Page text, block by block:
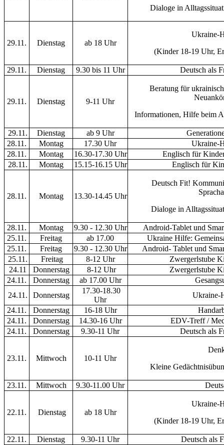
Dialoge in
29.11. Dienstag ab 18 Uhr
Ukraine-
(Kinder 18-19 Uhr,
29.11. Dienstag 9.30 bis 11 Uhr Deutsch als
29.11. Dienstag 9-11 Uhr
Beratung für
Informationen, Hilfe beim
29.11. Dienstag ab 9 Uhr
28.11.
Montag 17.30 Uhr
Ukraine-
28.11.
Montag 16.30-17.30 Uhr
Englisch für
28.11.
Montag 15.15-16.15 Uhr Englisch für
28.11. Montag 13.30-14.45 Uhr
Deutsch Fit!
Dialoge in
28.11. Montag 9.30 - 12.30 Uhr
Android-Tablet und
25.11.
Freitag ab 17.00
Ukraine Hilfe:
25.11.
Freitag 9.30 - 12.30 Uhr
Android- Tablet und
25.11.
Freitag 8-12 Uhr
Zwergerlstube
24.11
Donnerstag 8-12 Uhr
Zwergerlstube
24.11.
Donnerstag ab 17.00 Uhr
24.11.
Donnerstag
17.30-18.30
Uhr
Ukraine-
24.11.
Donnerstag 16-18 Uhr
24.11.
Donnerstag 14.30-16 Uhr
EDV-Treff /
24.11.
Donnerstag 9.30-11 Uhr Deutsch als
23.11. Mittwoch 10-11 Uhr
Kleine
23.11. Mittwoch 9.30-11.00 Uhr
22.11. Dienstag ab 18 Uhr
Ukraine-
(Kinder 18-19 Uhr,
22.11. Dienstag 9.30-11 Uhr Deutsch als